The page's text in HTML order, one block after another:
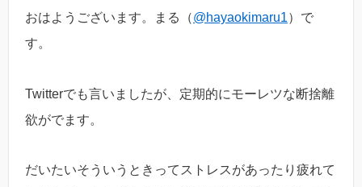
おはようございます。まる（@hayaokimaru1）で
す。
Twitterでも言いましたが、定期的にモーレツな断捨離
欲がでます。
だいたいそういうときってストレスがあったり疲れて